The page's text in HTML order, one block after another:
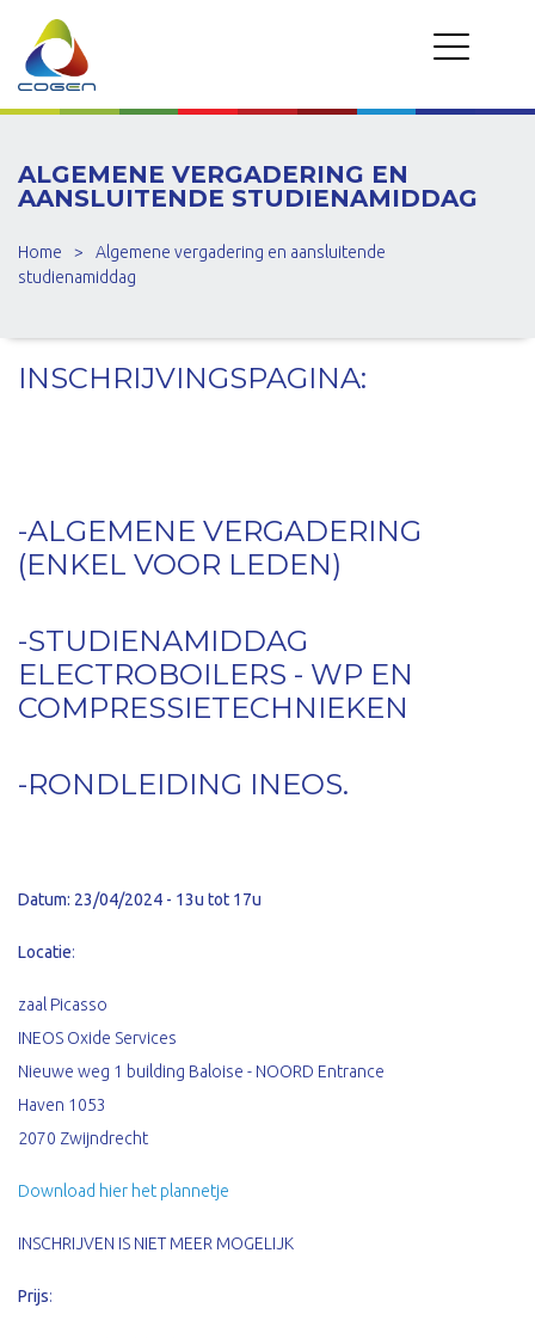
ALGEMENE VERGADERING EN
AANSLUITENDE STUDIENAMIDDAG
Home >
Algemene vergadering en aansluitende
studienamiddag
INSCHRIJVINGSPAGINA:
-ALGEMENE VERGADERING
(ENKEL VOOR LEDEN)
-STUDIENAMIDDAG
ELECTROBOILERS - WP EN
COMPRESSIETECHNIEKEN
-RONDLEIDING INEOS.
Datum: 23/04/2024 - 13u tot 17u
Locatie:
zaal Picasso
INEOS Oxide Services
Nieuwe weg 1 building Baloise - NOORD Entrance
Haven 1053
2070 Zwijndrecht
Download hier het plannetje
INSCHRIJVEN IS NIET MEER MOGELIJK
Prijs: